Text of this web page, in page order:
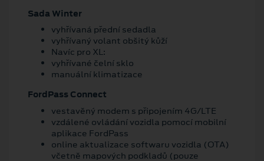
Sada Winter
vyhřívaná přední sedadla
vyhřívaný volant obšitý kůží
Navíc pro XL:
vyhřívané čelní sklo
manuální klimatizace
FordPass Connect
vestavěný modem s připojením 4G/LTE
vzdálené ovládání vozidla pomocí mobilní
aplikace FordPass
online aktualizace softwaru vozidla (OTA)
včetně mapových podkladů (pouze